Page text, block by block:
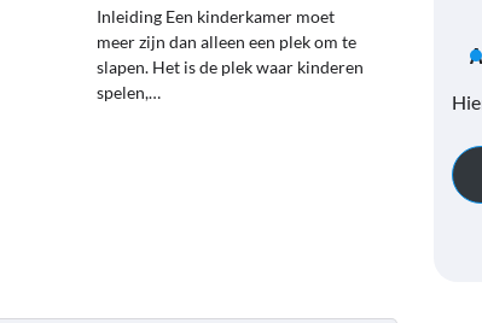
Inleiding Een kinderkamer moet
meer zijn dan alleen een plek om te
slapen. Het is de plek waar kinderen
spelen,…